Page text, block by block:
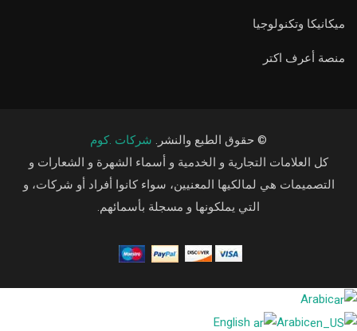
ميكانيكا وتكنولوجيا
منصة أعرف اكتر
© حقوق الطبع والنشر. شركات .كوم
كل العلامات التجارية و الخدمية و أسماء الشهرة و الشعارات و
التصميمات هي لمالكيها المعنيين، سواء كانوا أفراد أو شركات، و
التي يملكونها و مسجلة بأسمائهم.
Arabic
English
Arabic